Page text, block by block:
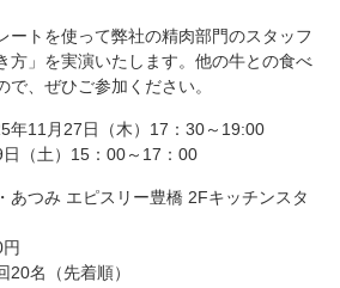
ートを使って弊社の精肉部門のスタッフ
方」を実演いたします。他の牛との食べ
で、ぜひご参加ください。
11月27日（木）17：30～19:00
（土）15：00～17：00
つみ エピスリー豊橋 2Fキッチンスタ
（先着順）